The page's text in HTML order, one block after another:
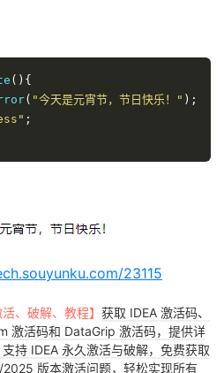
(){
( "今天是元宵节，节日快乐！" );
;
23115
、破解、教程】 获取 IDEA 激活码、
激活码和 DataGrip 激活码，提供详
持 IDEA 永久激活与破解，免费获取
版本激活问题，轻松实现所有